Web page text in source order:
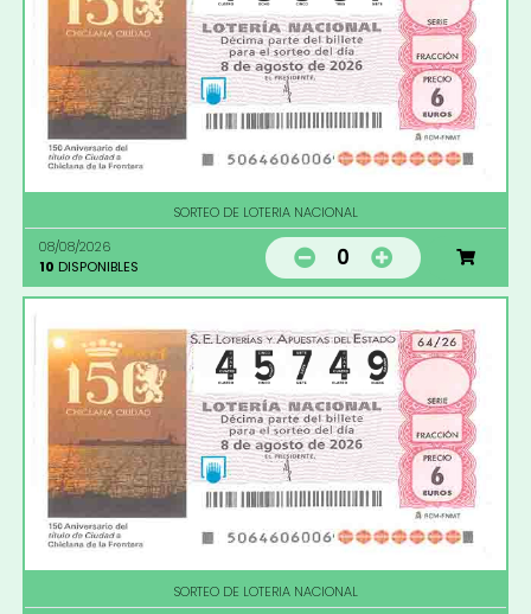
SORTEO DE LOTERIA NACIONAL
08/08/2026
10 DISPONIBLES 0
SORTEO DE LOTERIA NACIONAL